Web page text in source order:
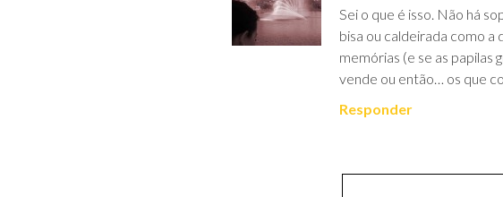
Sei o que é isso. Não há
bisa ou caldeirada como a
memórias (e se as papilas
vende ou então… os que
Responder